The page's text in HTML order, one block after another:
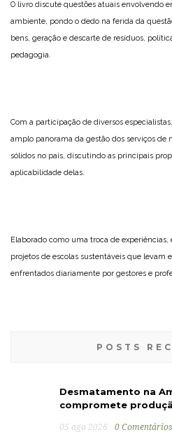
O livro discute questões atuais envolvendo
ambiente, pondo o dedo na ferida da
bens, geração e descarte de resíduos,
pedagogia.
Com a participação de diversos
amplo panorama da gestão dos serviços de
sólidos no país, discutindo as principais
aplicabilidade delas.
Elaborado como uma troca de experiências,
projetos de escolas sustentáveis que levam
enfrentados diariamente por gestores e
POSTS
Desmatamento na
compromete
05 ago 2026 0 Comentários